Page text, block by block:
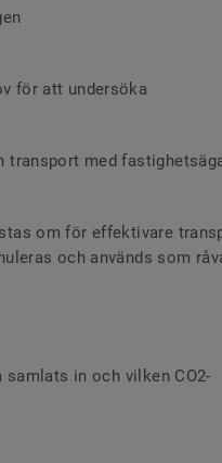
för att undersöka
transport med
om för effektivare
och används som
in och vilken CO2-